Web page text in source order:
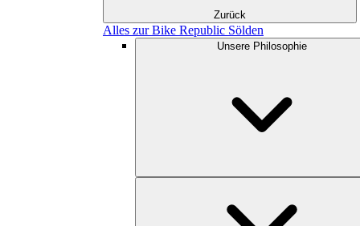
Zurück
Alles zur Bike Republic Sölden
Unsere Philosophie